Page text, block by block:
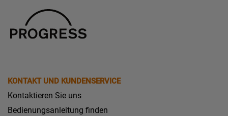
KONTAKT UND KUNDENSERVICE
Kontaktieren Sie uns
Bedienungsanleitung finden